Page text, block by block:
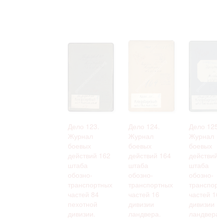
Дело 123.
Журнал
боевых
действий 162
штаба
обозно-
транспортных
частей 84
пехотной
дивизии.
Дело 124.
Журнал
боевых
действий 164
штаба
обозно-
транспортных
частей 16
дивизии
ландвера.
Дело
Журнал
боевых
штаба
обозно-
частей
дивизии